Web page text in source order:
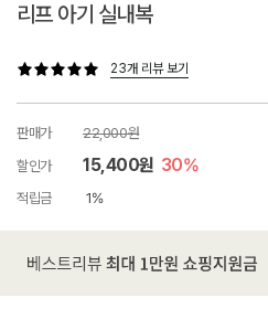
리프 아기 실내복
23개 리뷰 보기
판매가
22,000원
할인가
15,400원 30%
적립금 1%